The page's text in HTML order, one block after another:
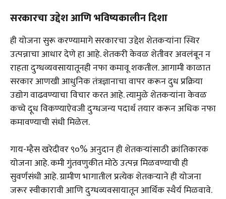
सरकारचा उद्देश आणि भविष्यकालीन दिशा
ही योजना सुरू करण्यामागे सरकारचा उद्देश शेतकऱ्यांना स्थिर
उत्पन्नाचा आधार देणे हा आहे. शेतकरी केवळ शेतीवर अवलंबून न
राहता दुग्धव्यवसायातूनही नफा कमावू शकतील. आगामी काळात
सरकार आणखी आधुनिक तंत्रज्ञानाचा वापर करून दुध प्रक्रिया
उद्योग वाढवण्याचा विचार करत आहे. त्यामुळे शेतकऱ्यांना केवळ
कच्चे दूध विकण्याऐवजी दुग्धजन्य पदार्थ तयार करून अधिक नफा
कमावण्याची संधी मिळेल.
गाय-म्हैस खरेदीवर ९०% अनुदान ही शेतकऱ्यांसाठी क्रांतिकारक
योजना आहे. कमी गुंतवणुकीत मोठे उत्पन्न मिळवण्याची ही
सुवर्णसंधी आहे. ग्रामीण भागातील प्रत्येक शेतकऱ्याने ही योजना
जरूर स्वीकारावी आणि दुग्धव्यवसायातून आर्थिक स्थैर्य मिळवावे.